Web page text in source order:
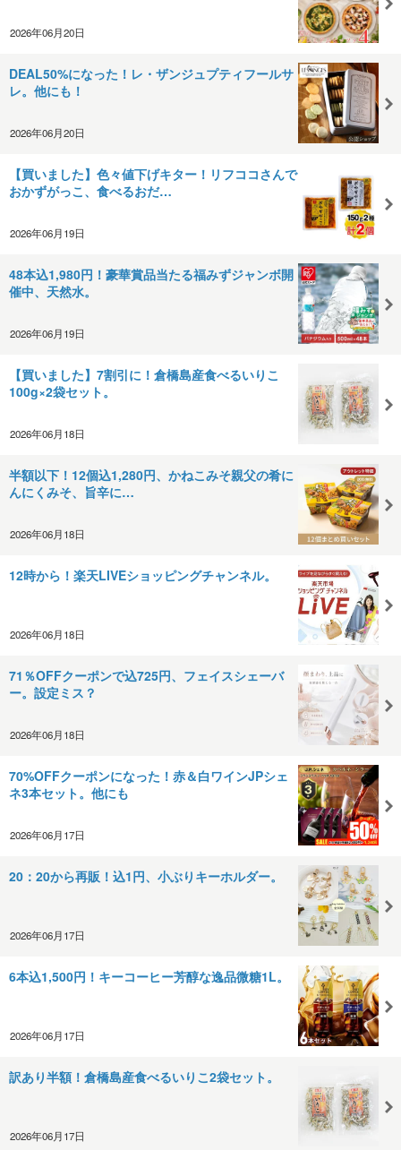
2026年06月20日
DEAL50%になった！レ・ザンジュプティフールサ
レ。他にも！
2026年06月20日
【買いました】色々値下げキター！リフココさんで
おかずがっこ、食べるおだ…
2026年06月19日
48本込1,980円！豪華賞品当たる福みずジャンボ開
催中、天然水。
2026年06月19日
【買いました】7割引に！倉橋島産食べるいりこ
100g×2袋セット。
2026年06月18日
半額以下！12個込1,280円、かねこみそ親父の肴に
んにくみそ、旨辛に…
2026年06月18日
12時から！楽天LIVEショッピングチャンネル。
2026年06月18日
71％OFFクーポンで込725円、フェイスシェーバ
ー。設定ミス？
2026年06月18日
70%OFFクーポンになった！赤＆白ワインJPシェ
ネ3本セット。他にも
2026年06月17日
20：20から再販！込1円、小ぶりキーホルダー。
2026年06月17日
6本込1,500円！キーコーヒー芳醇な逸品微糖1L。
2026年06月17日
訳あり半額！倉橋島産食べるいりこ2袋セット。
2026年06月17日